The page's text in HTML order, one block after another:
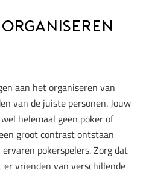
organiseren
aan het organiseren van
van de juiste personen. Jouw
helemaal geen poker of
groot contrast ontstaan
pokerspelers. Zorg dat
vrienden van verschillende